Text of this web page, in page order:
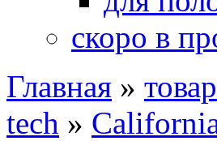
скоро в
Главная »
tech »